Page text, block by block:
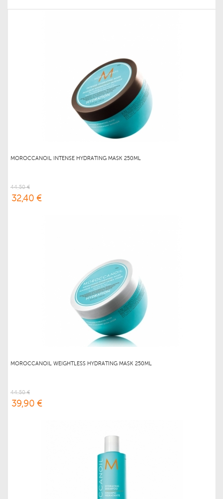
MOROCCANOIL INTENSE HYDRATING MASK 250ML
44,50 €
32,40 €
MOROCCANOIL WEIGHTLESS HYDRATING MASK 250ML
44,50 €
39,90 €